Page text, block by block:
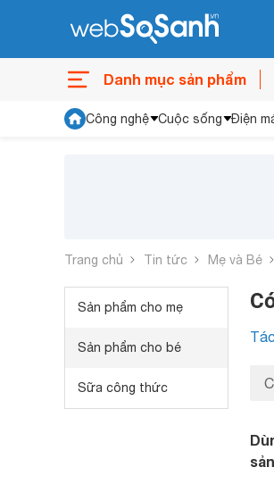
Danh mục sản phẩm
Công nghệ Cuộc sống Điện
Trang chủ Tin tức Mẹ và Bé
Sản phẩm cho mẹ
Sản phẩm cho bé
Sữa công thức